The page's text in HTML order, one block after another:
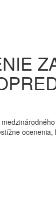
ocenenia,